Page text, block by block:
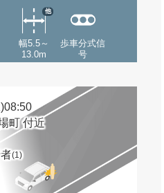
幅5.5～
13.0m
他
歩車分式信
号
町 付近
(1)